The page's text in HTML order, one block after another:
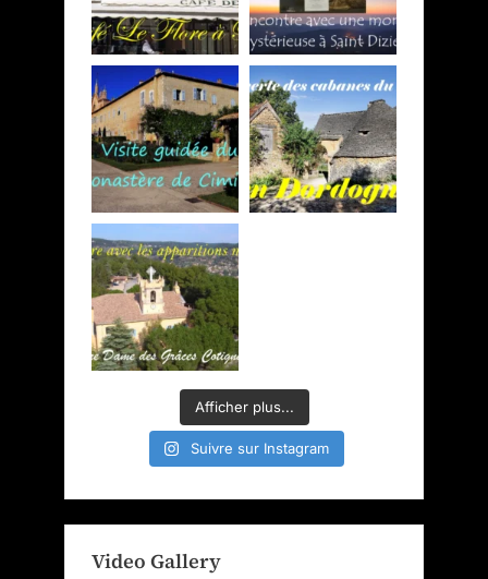
Afficher plus...
Suivre sur Instagram
Video Gallery